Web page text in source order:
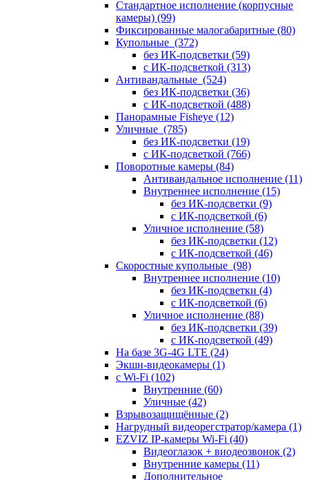
Стандартное исполнение (корпусные
камеры) (99)
Фиксированные малогабаритные (80)
Купольные (372)
без ИК-подсветки (59)
с ИК-подсветкой (313)
Антивандальные (524)
без ИК-подсветки (36)
с ИК-подсветкой (488)
Панорамные Fisheye (12)
Уличные (785)
без ИК-подсветки (19)
с ИК-подсветкой (766)
Поворотные камеры (84)
Антивандальное исполнение (11)
Внутреннее исполнение (15)
без ИК-подсветки (9)
с ИК-подсветкой (6)
Уличное исполнение (58)
без ИК-подсветки (12)
с ИК-подсветкой (46)
Скоростные купольные (98)
Внутреннее исполнение (10)
без ИК-подсветки (4)
с ИК-подсветкой (6)
Уличное исполнение (88)
без ИК-подсветки (39)
с ИК-подсветкой (49)
На базе 3G-4G LTE (24)
Экшн-видеокамеры (1)
с Wi-Fi (102)
Внутренние (60)
Уличные (42)
Взрывозащищённые (2)
Нагрудный видеорегстратор/камера (1)
EZVIZ IP-камеры Wi-Fi (40)
Видеоглазок + виодеозвонок (2)
Внутренние камеры (11)
Дополнительное